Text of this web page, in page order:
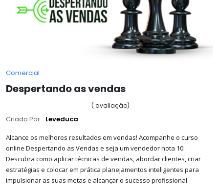
Comercial
Despertando as vendas
( avaliação)
Criado Por: Leveduca
Alcance os melhores resultados em vendas! Acompanhe o curso
online Despertando as Vendas e seja um vendedor nota 10.
Descubra como aplicar técnicas de vendas, abordar clientes, criar
estratégias e colocar em prática planejamentos inteligentes para
impulsionar as suas metas e alcançar o sucesso profissional.